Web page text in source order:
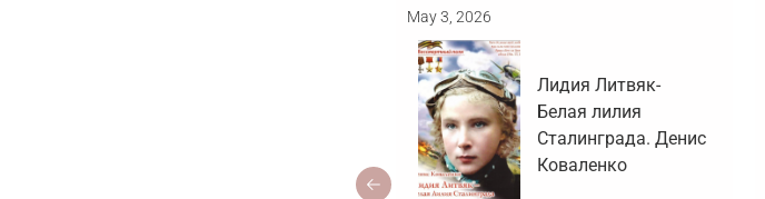
May 3, 2026
Лидия Литвяк-
Белая лилия
Сталинграда. Денис
Коваленко